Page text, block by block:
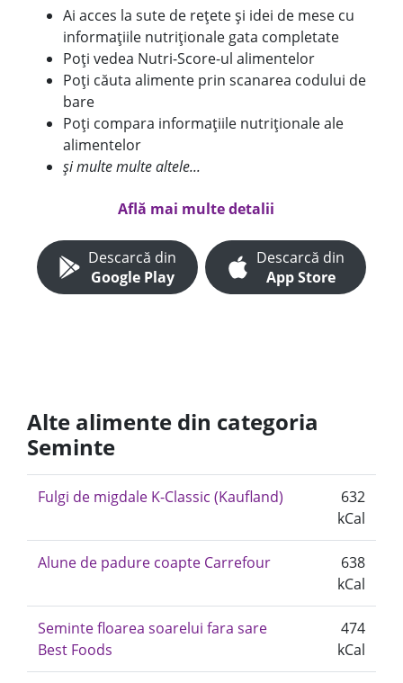
Ai acces la sute de rețete și idei de mese cu
informațiile nutriționale gata completate
Poți vedea Nutri-Score-ul alimentelor
Poți căuta alimente prin scanarea codului de
bare
Poți compara informațiile nutriționale ale
alimentelor
și multe multe altele...
Află mai multe detalii
Descarcă din
Google Play
Descarcă din
App Store
Alte alimente din categoria
Seminte
Fulgi de migdale K-Classic (Kaufland)
632
kCal
Alune de padure coapte Carrefour
638
kCal
Seminte floarea soarelui fara sare
Best Foods
474
kCal